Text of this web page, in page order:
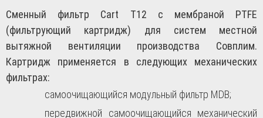
Сменный фильтр Cart T12 с мембраной PTFE
(фильтрующий картридж) для систем местной
вытяжной вентиляции производства Совплим.
Картридж применяется в следующих механических
фильтрах:
самоочищающийся модульный фильтр MDB;
передвижной самоочищающийся механический